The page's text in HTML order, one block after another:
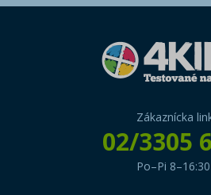
Zákaznícka
02/3305
Po–Pi